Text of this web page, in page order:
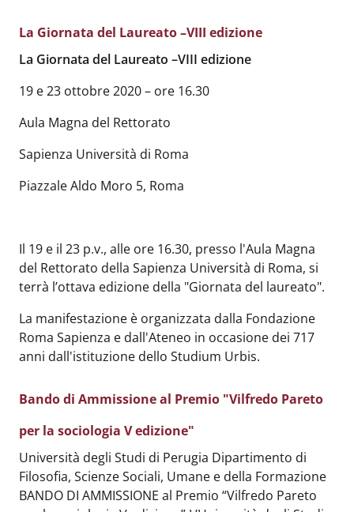
La Giornata del Laureato –VIII edizione
Body:
La Giornata del Laureato –VIII edizione
19 e 23 ottobre 2020 – ore 16.30
Aula Magna del Rettorato
Sapienza Università di Roma
Piazzale Aldo Moro 5, Roma
Il 19 e il 23 p.v., alle ore 16.30, presso l'Aula Magna
del Rettorato della Sapienza Università di Roma, si
terrà l’ottava edizione della "Giornata del laureato".
La manifestazione è organizzata dalla Fondazione
Roma Sapienza e dall'Ateneo in occasione dei 717
anni dall'istituzione dello Studium Urbis.
Bando di Ammissione al Premio "Vilfredo Pareto
per la sociologia V edizione"
Body:
Università degli Studi di Perugia Dipartimento di
Filosofia, Scienze Sociali, Umane e della Formazione
BANDO DI AMMISSIONE al Premio “Vilfredo Pareto